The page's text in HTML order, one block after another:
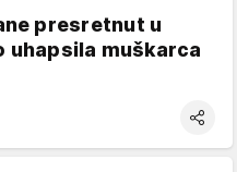
presretnut u
uhapsila muškarca